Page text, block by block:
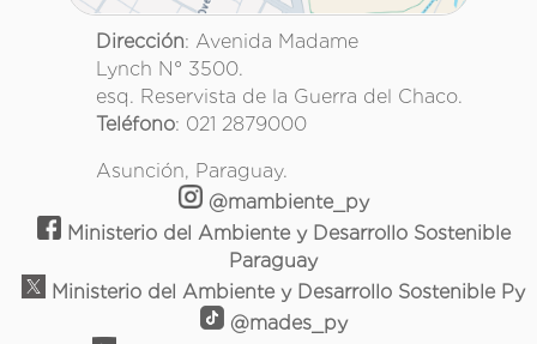
Dirección: Avenida Madame
Lynch N° 3500.
esq. Reservista de la Guerra del Chaco.
Teléfono: 021 2879000
Asunción, Paraguay.
@mambiente_py
Ministerio del Ambiente y Desarrollo Sostenible
Paraguay
Ministerio del Ambiente y Desarrollo Sostenible Py
@mades_py